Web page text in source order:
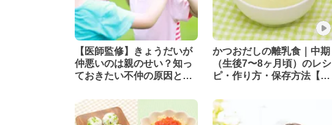
【医師監修】きょうだいが
仲悪いのは親のせい？知っ
ておきたい不仲の原因と対
かつおだしの離乳食｜中期
（生後7〜8ヶ月頃）のレシ
ピ・作り方・保存方法【管